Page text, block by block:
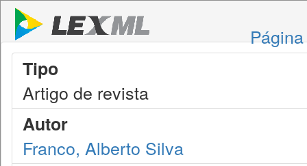
Tipo
Artigo de revista
Autor
Franco, Alberto Silva